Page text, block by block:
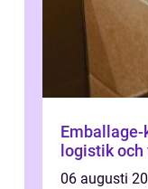
logistik
06 augusti